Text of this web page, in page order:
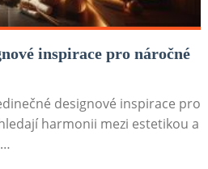
inspirace pro náročné
designové inspirace pro
harmonii mezi estetikou a